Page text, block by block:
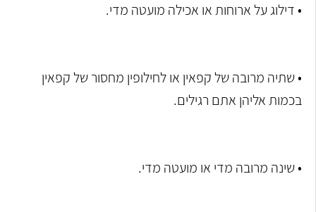
• דילוג על ארוחות או אכילה מועטה מדי.
• שתיה מרובה של קפאין או לחילופין מחסור של קפאין
בכמות אליהן אתם רגילים.
• שינה מרובה מדי או מועטה מדי.